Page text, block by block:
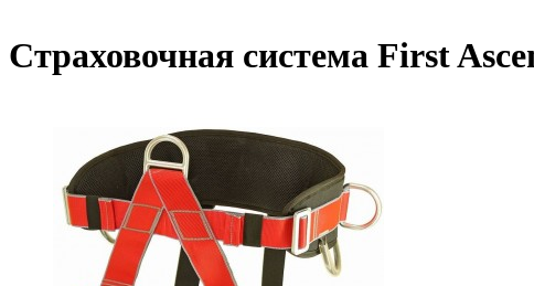
Страховочная система First